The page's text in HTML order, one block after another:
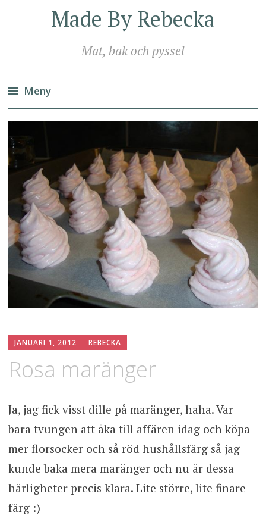
Made By Rebecka
Mat, bak och pyssel
Meny
Hoppa
innehåll
JANUARI 1, 2012 REBECKA
Rosa maränger
Ja, jag fick visst dille på maränger, haha. Var
bara tvungen att åka till affären idag och köpa
mer florsocker och så röd hushållsfärg så jag
kunde baka mera maränger och nu är dessa
härligheter precis klara. Lite större, lite finare
färg :)